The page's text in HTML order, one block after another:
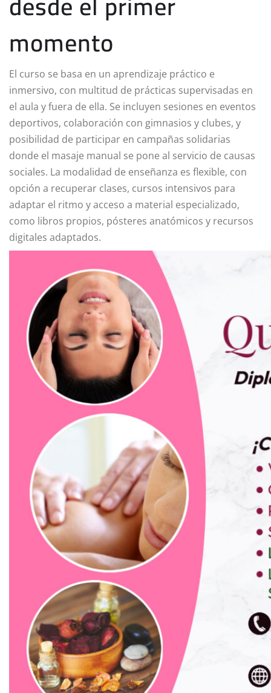
momento
El curso se basa en un aprendizaje práctico e
inmersivo, con multitud de prácticas supervisadas en
el aula y fuera de ella. Se incluyen sesiones en eventos
deportivos, colaboración con gimnasios y clubes, y
posibilidad de participar en campañas solidarias
donde el masaje manual se pone al servicio de causas
sociales. La modalidad de enseñanza es flexible, con
opción a recuperar clases, cursos intensivos para
adaptar el ritmo y acceso a material especializado,
como libros propios, pósteres anatómicos y recursos
digitales adaptados.